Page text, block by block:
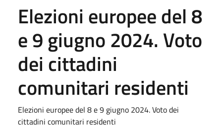
Elezioni europee del 8
e 9 giugno 2024. Voto
dei cittadini
comunitari residenti
Elezioni europee del 8 e 9 giugno 2024. Voto dei
cittadini comunitari residenti